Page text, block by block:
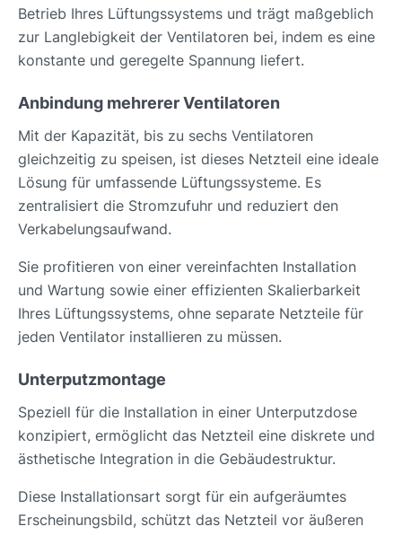
Betrieb Ihres Lüftungssystems und trägt maßgeblich
zur Langlebigkeit der Ventilatoren bei, indem es eine
konstante und geregelte Spannung liefert.
Anbindung mehrerer Ventilatoren
Mit der Kapazität, bis zu sechs Ventilatoren
gleichzeitig zu speisen, ist dieses Netzteil eine ideale
Lösung für umfassende Lüftungssysteme. Es
zentralisiert die Stromzufuhr und reduziert den
Verkabelungsaufwand.
Sie profitieren von einer vereinfachten Installation
und Wartung sowie einer effizienten Skalierbarkeit
Ihres Lüftungssystems, ohne separate Netzteile für
jeden Ventilator installieren zu müssen.
Unterputzmontage
Speziell für die Installation in einer Unterputzdose
konzipiert, ermöglicht das Netzteil eine diskrete und
ästhetische Integration in die Gebäudestruktur.
Diese Installationsart sorgt für ein aufgeräumtes
Erscheinungsbild, schützt das Netzteil vor äußeren